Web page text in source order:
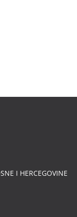
I HERCEGOVINE